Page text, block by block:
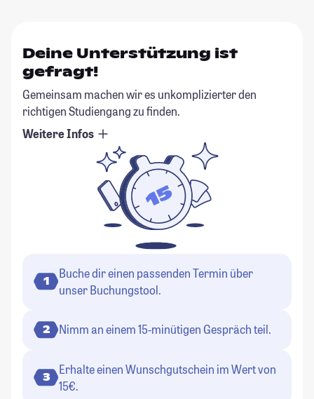
Deine Unterstützung ist
gefragt!
Gemeinsam machen wir es unkomplizierter den
richtigen Studiengang zu finden.
Weitere Infos
1
Buche dir einen passenden Termin über
unser Buchungstool.
2 Nimm an einem 15-minütigen Gespräch teil.
3
Erhalte einen Wunschgutschein im Wert von
15€.